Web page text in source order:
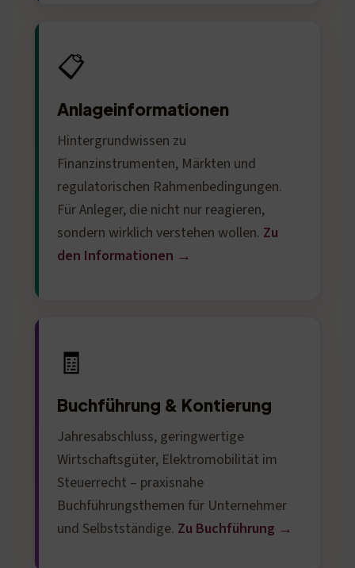
📋
Anlageinformationen
Hintergrundwissen zu
Finanzinstrumenten, Märkten und
regulatorischen Rahmenbedingungen.
Für Anleger, die nicht nur reagieren,
sondern wirklich verstehen wollen. Zu
den Informationen →
🧾
Buchführung & Kontierung
Jahresabschluss, geringwertige
Wirtschaftsgüter, Elektromobilität im
Steuerrecht – praxisnahe
Buchführungsthemen für Unternehmer
und Selbstständige. Zu Buchführung →